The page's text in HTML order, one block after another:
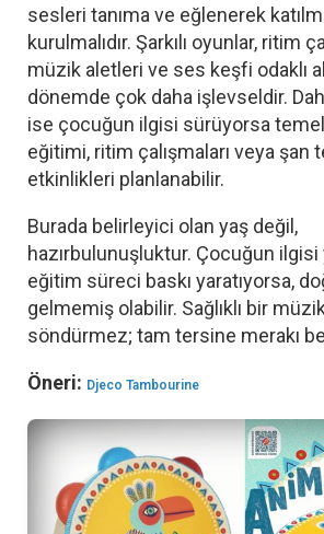
sesleri tanıma ve eğlenerek
kurulmalıdır. Şarkılı oyunlar, ritim
müzik aletleri ve ses keşfi odaklı
dönemde çok daha işlevseldir.
ise çocuğun ilgisi sürüyorsa
eğitimi, ritim çalışmaları veya şan
etkinlikleri planlanabilir.
Burada belirleyici olan yaş değil,
hazırbulunuşluktur. Çocuğun ilgisi
eğitim süreci baskı yaratıyorsa,
gelmemiş olabilir. Sağlıklı bir
söndürmez; tam tersine merakı
Öneri: Djeco Tambourine